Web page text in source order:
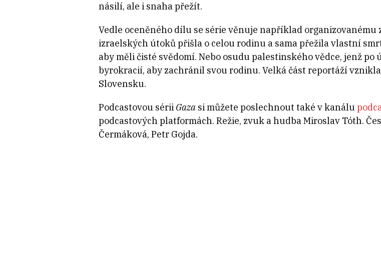
násilí, ale i snaha přežít.
Vedle oceněného dílu se série věnuje například organizovanému
izraelských útoků přišla o celou rodinu a sama přežila vlastní
aby měli čisté svědomí. Nebo osudu palestinského vědce, jenž
byrokracií, aby zachránil svou rodinu. Velká část reportáží
Slovensku.
Podcastovou sérii Gazasi můžete poslechnout také v kanálu
podcastových platformách. Režie, zvuk a hudba Miroslav Tóth.
Čermáková, Petr Gojda.